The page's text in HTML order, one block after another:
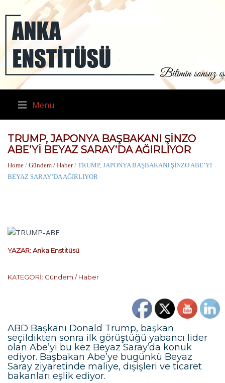
Menu
TRUMP, JAPONYA BAŞBAKANI ŞİNZO
ABE’Yİ BEYAZ SARAY’DA AĞIRLIYOR
Home / Gündem / Haber/ TRUMP, JAPONYA BAŞBAKANI ŞİNZO ABE’Yİ
BEYAZ SARAY’DA AĞIRLIYOR
YAZAR:Anka Enstitüsü
KATEGORİ: Gündem / Haber
ABD Başkanı Donald Trump, başkan
seçildikten sonra ilk görüştüğü yabancı lider
olan Abe’yi bu kez Beyaz Saray’da konuk
ediyor. Başbakan Abe’ye bugünkü Beyaz
Saray ziyaretinde maliye, dışişleri ve ticaret
bakanları eşlik ediyor.